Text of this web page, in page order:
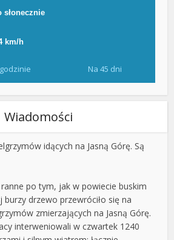
Na 45 dni
Wiadomości
idących na Jasną Górę. Są
po tym, jak w powiecie buskim
burzy drzewo przewróciło się na
zmierzających na Jasną Górę.
interweniowali w czwartek 1240